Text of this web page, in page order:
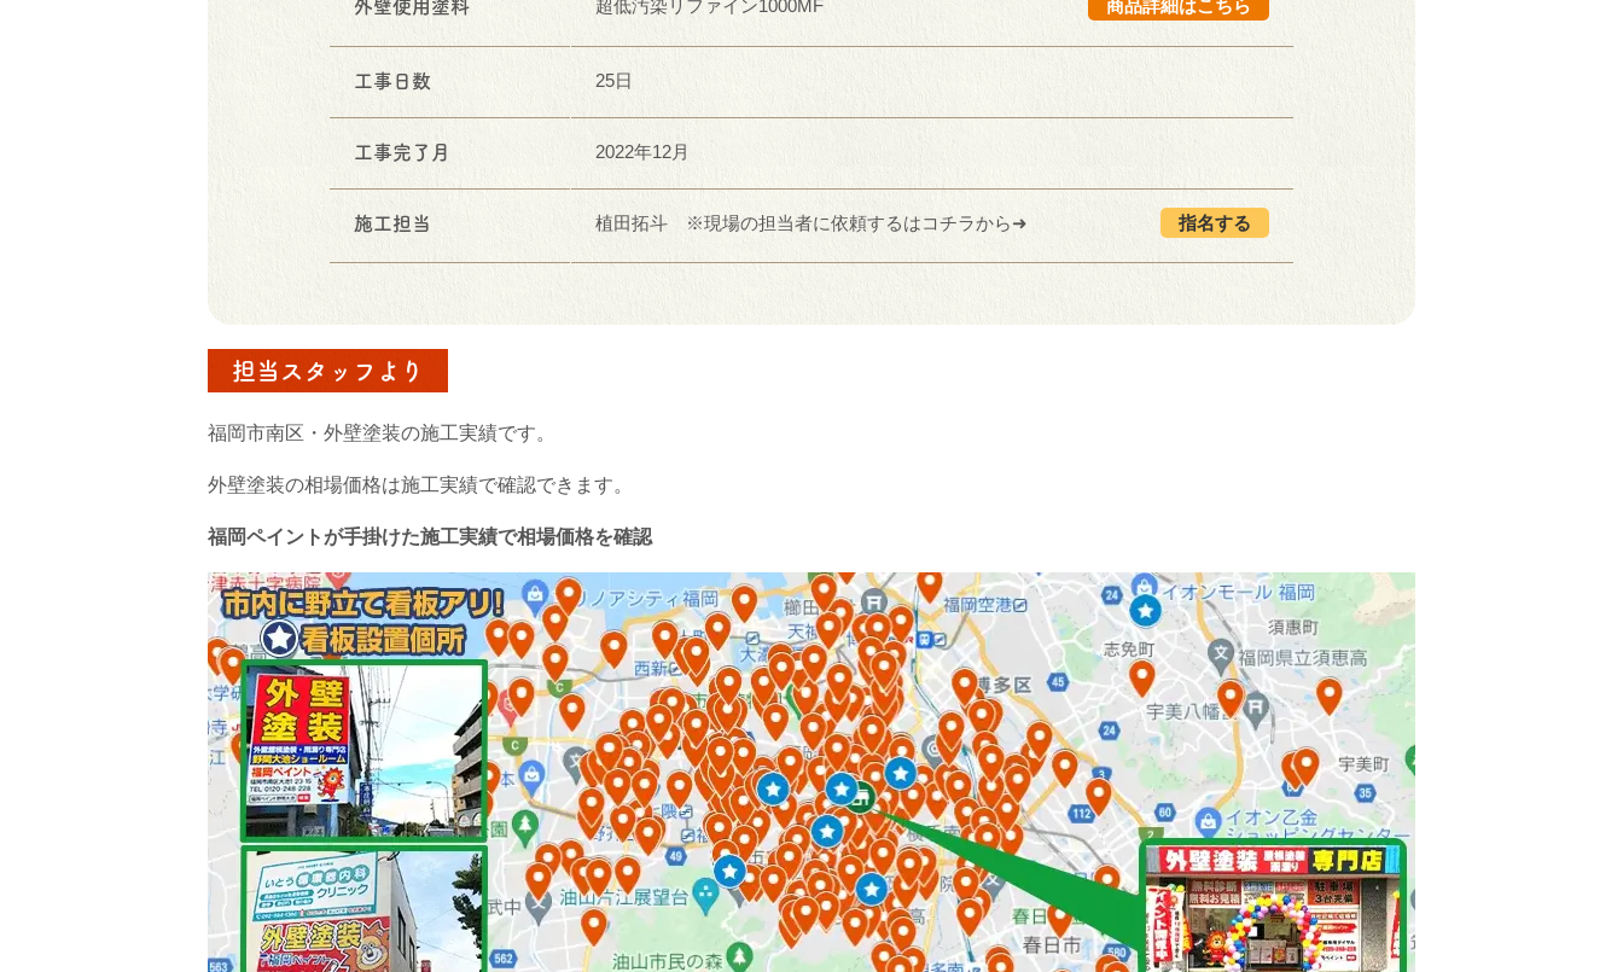
外壁使用塗料 超低汚染リファイン1000MF 商品詳細はこちら
工事日数 25日
工事完了月 2022年12月
施工担当 植田拓斗 ※現場の担当者に依頼するはコチラから➜ 指名する
担当スタッフより
福岡市南区・外壁塗装の施工実績です。
外壁塗装の相場価格は施工実績で確認できます。
福岡ペイントが手掛けた施工実績で相場価格を確認